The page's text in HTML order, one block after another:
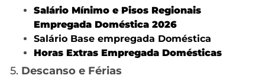
Salário Mínimo e Pisos Regionais
Empregada Doméstica 2026
Salário Base empregada Doméstica
Horas Extras Empregada Domésticas
5. Descanso e Férias